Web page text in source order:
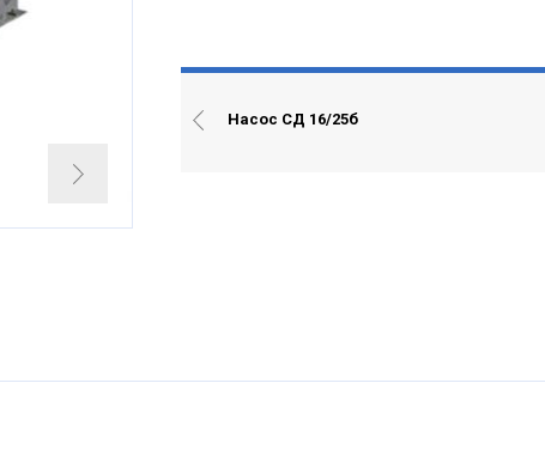
Насос СД 16/25б